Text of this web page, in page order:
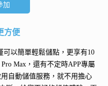
加
方便
可以簡單輕鬆儲點，更享有10
Pro Max ，還有不定時APP專屬
用自動儲值服務 ，就不用擔心